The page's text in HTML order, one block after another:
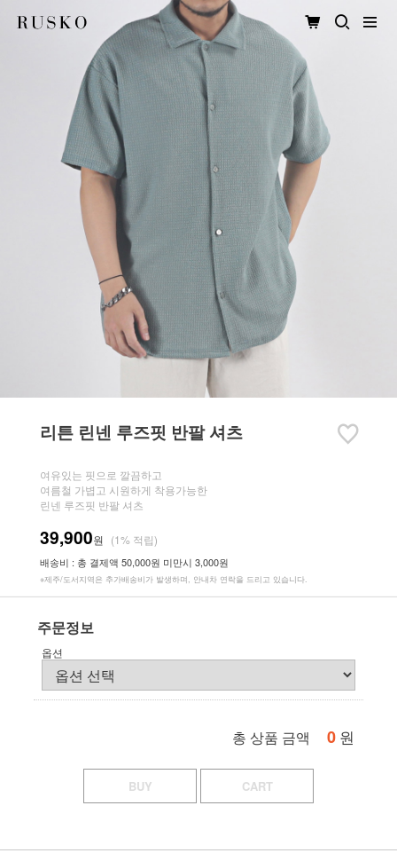
리튼 린넨 루즈핏 반팔 셔츠
여유있는 핏으로 깔끔하고
여름철 가볍고 시원하게 착용가능한
린넨 루즈핏 반팔 셔츠
39,900원 (1% 적립)
배송비 : 총 결제액 50,000원 미만시 3,000원
※제주/도서지역은 추가배송비가 발생하며, 안내차 연락을 드리고 있습니다.
주문정보
옵션
총 상품 금액 0 원
BUY CART